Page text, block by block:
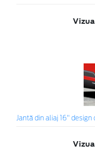
Jantă din aliaj 16" design